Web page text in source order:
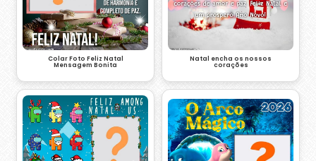
Colar Foto Feliz Natal
Mensagem Bonita
Natal encha os nossos
corações